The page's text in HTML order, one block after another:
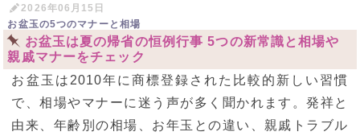
2026年06月15日
お盆玉の5つのマナーと相場
お盆玉は夏の帰省の恒例行事 5つの新常識と相場や
親戚マナーをチェック
お盆玉は2010年に商標登録された比較的新しい習慣
で、相場やマナーに迷う声が多く聞かれます。発祥と
由来、年齢別の相場、お年玉との違い、親戚トラブル